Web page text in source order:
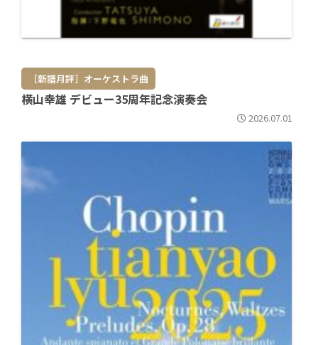
［新譜月評］オーケストラ曲
横山幸雄 デビュー35周年記念演奏会
2026.07.01